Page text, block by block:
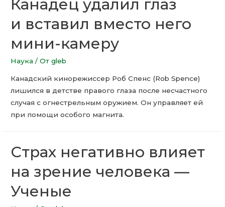
Канадец удалил глаз
и вставил вместо него
мини-камеру
Наука / От gleb
Канадский кинорежиссер Роб Спенс (Rob Spence)
лишился в детстве правого глаза после несчастного
случая с огнестрельным оружием. Он управляет ей
при помощи особого магнита.
Страх негативно влияет
на зрение человека —
Ученые